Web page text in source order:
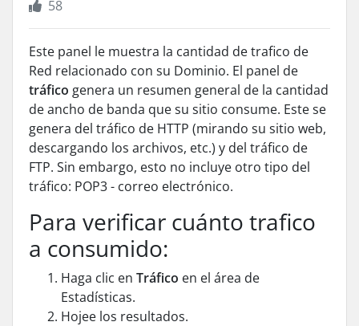
58
Este panel le muestra la cantidad de trafico de
Red relacionado con su Dominio. El panel de
tráfico genera un resumen general de la cantidad
de ancho de banda que su sitio consume. Este se
genera del tráfico de HTTP (mirando su sitio web,
descargando los archivos, etc.) y del tráfico de
FTP. Sin embargo, esto no incluye otro tipo del
tráfico: POP3- correo electrónico.
Para verificar cuánto trafico
a consumido:
Haga clic en Tráfico en el área de
Estadísticas.
Hojee los resultados.